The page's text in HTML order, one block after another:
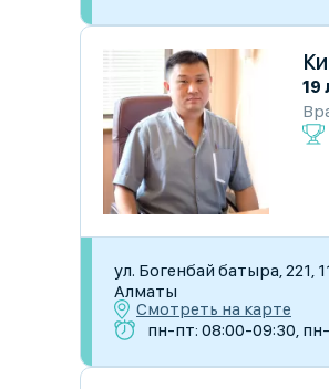
19
ул. Богенбай батыра, 221,
Алматы
Смотреть на карте
пн-пт: 08:00-09:30, пн-